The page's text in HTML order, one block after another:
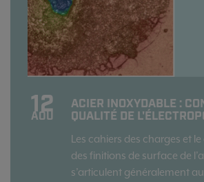
12
AOÛ
ACIER INOXYDABLE :
QUALITÉ DE
Les cahiers des charges et
des finitions de surface de
s’articulent généralement